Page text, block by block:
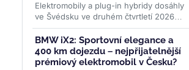
Elektromobily a plug-in hybridy dosáhly
ve Švédsku ve druhém čtvrtletí 2026
podílu 67 %. Kraluje domácí Volvo EX40,
těsně za ním Tesla...>>
BMW iX2: Sportovní elegance a
400 km dojezdu – nejpřijatelnější
prémiový elektromobil v Česku?